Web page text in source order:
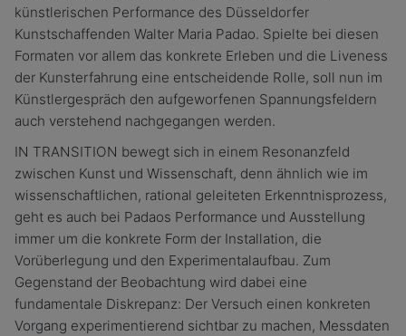
künstlerischen Performance des Düsseldorfer
Kunstschaffenden Walter Maria Padao. Spielte bei diesen
Formaten vor allem das konkrete Erleben und die Liveness
der Kunsterfahrung eine entscheidende Rolle, soll nun im
Künstlergespräch den aufgeworfenen Spannungsfeldern
auch verstehend nachgegangen werden.
IN TRANSITION bewegt sich in einem Resonanzfeld
zwischen Kunst und Wissenschaft, denn ähnlich wie im
wissenschaftlichen, rational geleiteten Erkenntnisprozess,
geht es auch bei Padaos Performance und Ausstellung
immer um die konkrete Form der Installation, die
Vorüberlegung und den Experimentalaufbau. Zum
Gegenstand der Beobachtung wird dabei eine
fundamentale Diskrepanz: Der Versuch einen konkreten
Vorgang experimentierend sichtbar zu machen, Messdaten